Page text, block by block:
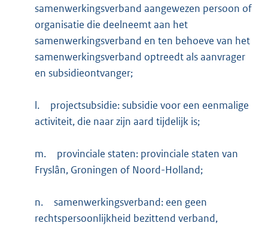
samenwerkingsverband aangewezen persoon of
organisatie die deelneemt aan het
samenwerkingsverband en ten behoeve van het
samenwerkingsverband optreedt als aanvrager
en subsidieontvanger;
l.
projectsubsidie: subsidie voor een eenmalige
activiteit, die naar zijn aard tijdelijk is;
m.
provinciale staten: provinciale staten van
Fryslân, Groningen of Noord-Holland;
n.
samenwerkingsverband: een geen
rechtspersoonlijkheid bezittend verband,